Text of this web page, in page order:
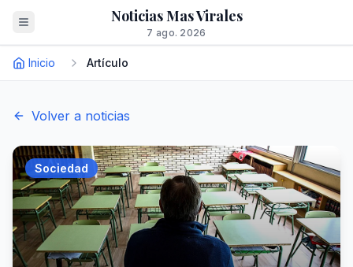
Noticias Mas Virales
7 ago. 2026
Inicio Artículo
Volver a noticias
Sociedad